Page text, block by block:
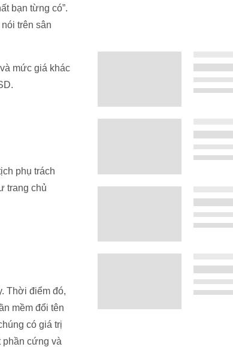
bạn từng có”.
trên sân
mức giá khác
phụ trách
trang chủ
Thời điểm đó,
mềm đổi tên
có giá trị
phần cứng và